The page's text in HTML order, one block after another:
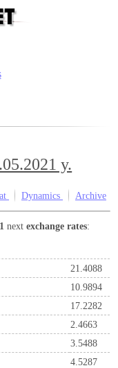
y.
Dynamics Archive
nextexchange rates:
21.4088
10.9894
17.2282
2.4663
3.5488
4.5287